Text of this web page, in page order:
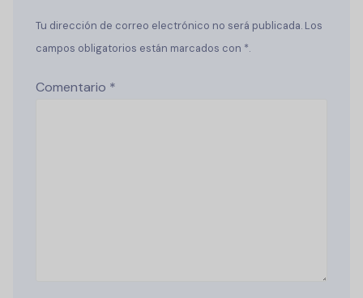
Tu dirección de correo electrónico no será publicada. Los
campos obligatorios están marcados con *.
Comentario *